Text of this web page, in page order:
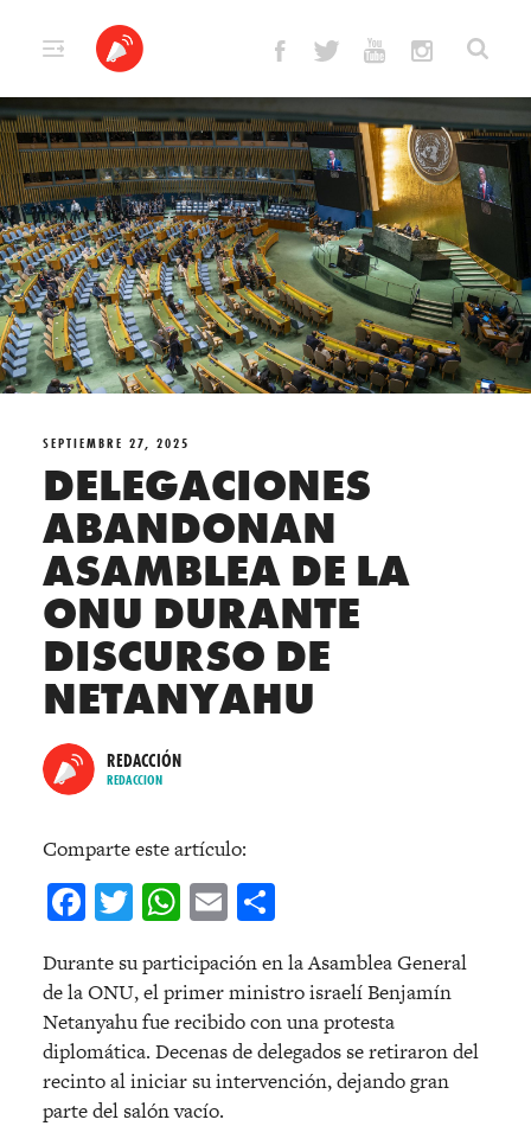
SEPTIEMBRE 27, 2025
DELEGACIONES
ABANDONAN
ASAMBLEA DE LA
ONU DURANTE
DISCURSO DE
NETANYAHU
REDACCIÓN
REDACCION
Comparte este artículo:
Facebook
Twitter
WhatsApp
Email
Durante su participación en la Asamblea General
de la ONU, el primer ministro israelí Benjamín
Netanyahu fue recibido con una protesta
diplomática. Decenas de delegados se retiraron del
recinto al iniciar su intervención, dejando gran
parte del salón vacío.